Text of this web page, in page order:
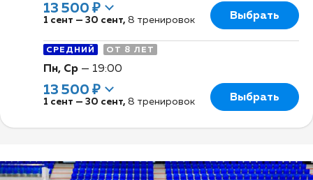
13 500 ₽
1 сент — 30 сент, 8 тренировок Выбрать
СРЕДНИЙ ОТ 8 ЛЕТ
Пн, Ср — 19:00
13 500 ₽
1 сент — 30 сент, 8 тренировок Выбрать